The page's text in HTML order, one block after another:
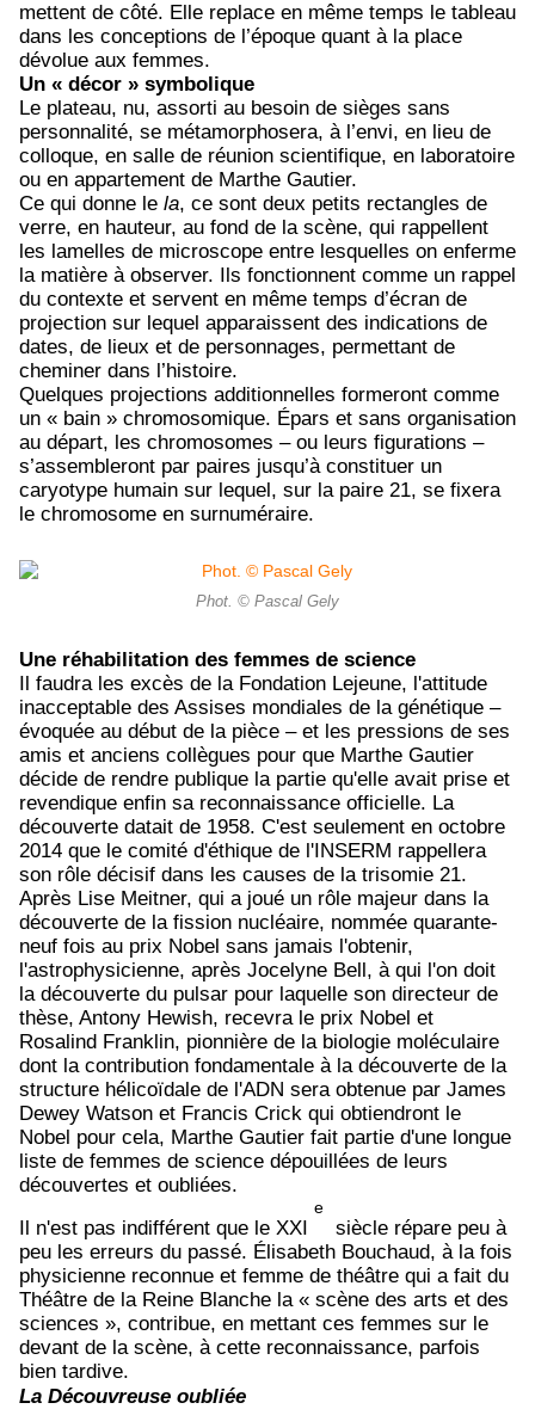
mettent de côté. Elle replace en même temps le tableau
dans les conceptions de l’époque quant à la place
dévolue aux femmes.
Un « décor » symbolique
Le plateau, nu, assorti au besoin de sièges sans
personnalité, se métamorphosera, à l’envi, en lieu de
colloque, en salle de réunion scientifique, en laboratoire
ou en appartement de Marthe Gautier.
Ce qui donne le la, ce sont deux petits rectangles de
verre, en hauteur, au fond de la scène, qui rappellent
les lamelles de microscope entre lesquelles on enferme
la matière à observer. Ils fonctionnent comme un rappel
du contexte et servent en même temps d’écran de
projection sur lequel apparaissent des indications de
dates, de lieux et de personnages, permettant de
cheminer dans l’histoire.
Quelques projections additionnelles formeront comme
un « bain » chromosomique. Épars et sans organisation
au départ, les chromosomes – ou leurs figurations –
s’assembleront par paires jusqu’à constituer un
caryotype humain sur lequel, sur la paire 21, se fixera
le chromosome en surnuméraire.
Phot. © Pascal Gely
Une réhabilitation des femmes de science
Il faudra les excès de la Fondation Lejeune, l'attitude
inacceptable des Assises mondiales de la génétique –
évoquée au début de la pièce – et les pressions de ses
amis et anciens collègues pour que Marthe Gautier
décide de rendre publique la partie qu'elle avait prise et
revendique enfin sa reconnaissance officielle. La
découverte datait de 1958. C'est seulement en octobre
2014 que le comité d'éthique de l'INSERM rappellera
son rôle décisif dans les causes de la trisomie 21.
Après Lise Meitner, qui a joué un rôle majeur dans la
découverte de la fission nucléaire, nommée quarante-
neuf fois au prix Nobel sans jamais l'obtenir,
l'astrophysicienne, après Jocelyne Bell, à qui l'on doit
la découverte du pulsar pour laquelle son directeur de
thèse, Antony Hewish, recevra le prix Nobel et
Rosalind Franklin, pionnière de la biologie moléculaire
dont la contribution fondamentale à la découverte de la
structure hélicoïdale de l'ADN sera obtenue par James
Dewey Watson et Francis Crick qui obtiendront le
Nobel pour cela, Marthe Gautier fait partie d'une longue
liste de femmes de science dépouillées de leurs
découvertes et oubliées.
Il n'est pas indifférent que le XXI
e
siècle répare peu à
peu les erreurs du passé. Élisabeth Bouchaud, à la fois
physicienne reconnue et femme de théâtre qui a fait du
Théâtre de la Reine Blanche la « scène des arts et des
sciences », contribue, en mettant ces femmes sur le
devant de la scène, à cette reconnaissance, parfois
bien tardive.
La Découvreuse oubliée